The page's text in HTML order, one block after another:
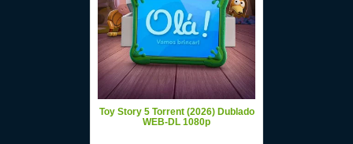
Toy Story 5 Torrent (2026) Dublado
WEB-DL 1080p